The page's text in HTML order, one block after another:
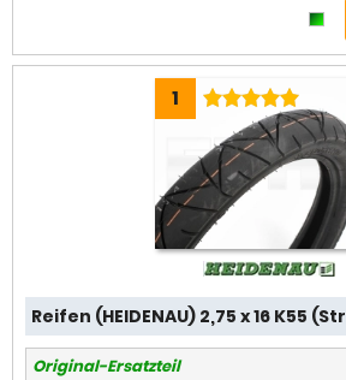
1
Reifen (HEIDENAU) 2,75 x 16 K55
Original-Ersatzteil